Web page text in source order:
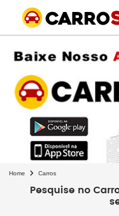
Home Carros
Pesquise no